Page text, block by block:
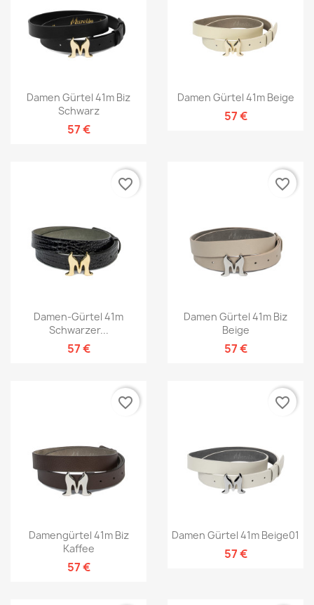
Damen Gürtel 41m Biz
Schwarz
57 €
Damen Gürtel 41m Beige
57 €
Damen-Gürtel 41m
Schwarzer...
57 €
favorite_border
Damen Gürtel 41m Biz
Beige
57 €
favorite_border
Damengürtel 41m Biz
Kaffee
57 €
favorite_border
Damen Gürtel 41m Beige01
57 €
favorite_border